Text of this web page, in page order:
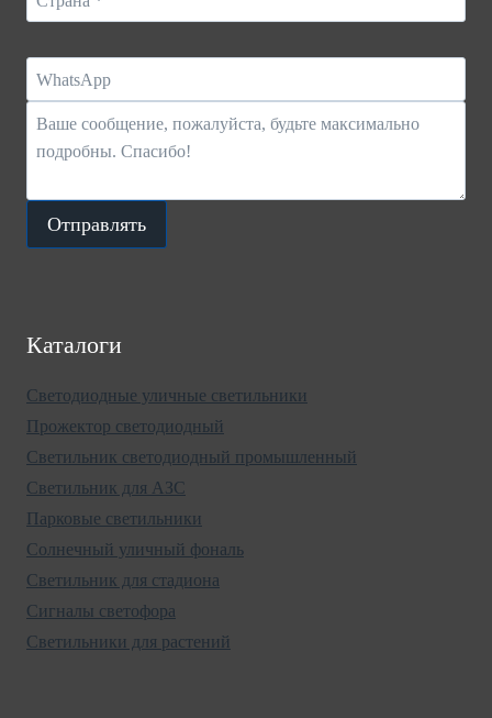
Отправлять
Каталоги
Светодиодные уличные светильники
Прожектор светодиодный
Светильник светодиодный промышленный
Светильник для АЗС
Парковые светильники
Солнечный уличный фональ
Светильник для стадиона
Сигналы светофора
Светильники для растений